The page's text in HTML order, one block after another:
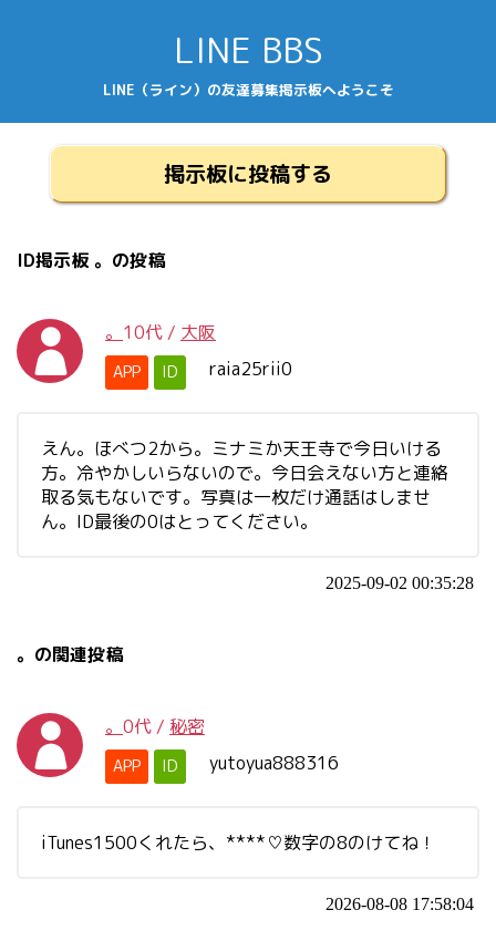
LINE BBS
LINE（ライン）の友達募集掲示板へようこそ
掲示板に投稿する
ID掲示板 。の投稿
。 10代 / 大阪
APP ID raia25rii0
えん。ほべつ2から。ミナミか天王寺で今日いける
方。冷やかしいらないので。今日会えない方と連絡
取る気もないです。写真は一枚だけ通話はしませ
ん。ID最後の0はとってください。
2025-09-02 00:35:28
。の関連投稿
。 0代 / 秘密
APP ID yutoyua888316
iTunes1500くれたら、****♡数字の8のけてね！
2026-08-08 17:58:04